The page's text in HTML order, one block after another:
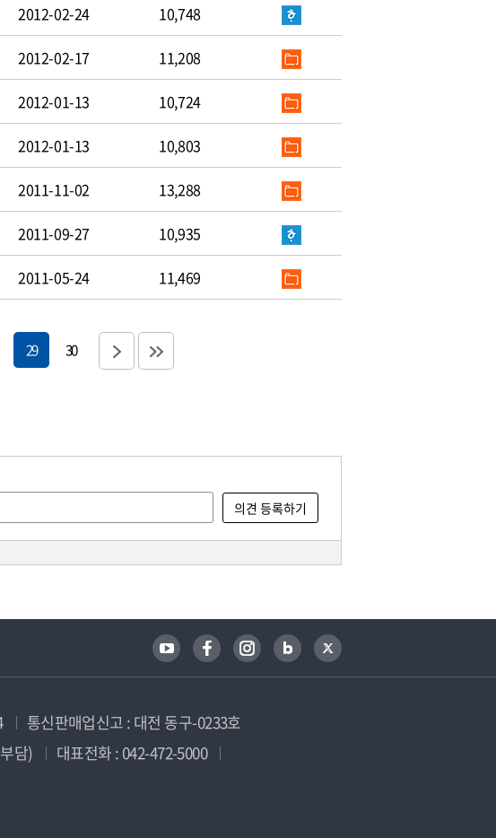
2012-02-24 10,748
2012-02-17 11,208
2012-01-13 10,724
2012-01-13 10,803
2011-11-02 13,288
2011-09-27 10,935
2011-05-24 11,469
29 30
통신판매업신고 : 대전 동구-0233호
담)
대표전화 : 042-472-5000